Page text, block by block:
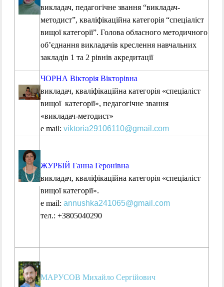
викладач, педагогічне звання “викладач-
методист”, кваліфікаційна категорія “спеціаліст
вищої категорії”. Голова обласного методичного
об’єднання викладачів креслення навчальних
закладів 1 та 2 рівнів акредитації
ЧОРНА Вікторія Вікторівна
викладач, кваліфікаційна категорія «спеціаліст
вищої категорії», педагогічне звання
«викладач-методист»
е mail: viktoria29106110@gmail.com
ЖУРБІЙ Ганна Геронівна
викладач, кваліфікаційна категорія «спеціаліст
вищої категорії».
е mail:annushka241065@gmail.com
тел.: +3805040290
МАРУСОВ Михайло Сергійович